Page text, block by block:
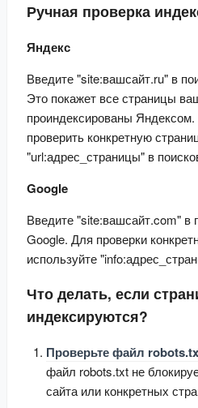
Ручная проверка
Яндекс
Введите "site:вашсайт.ru" в
Это покажет все страницы
проиндексированы
проверить конкретную
"url:адрес_страницы" в
Google
Введите "site:вашсайт.com" в
Google. Для проверки
используйте
Что делать, если
индексируются?
Проверьте файл
файл robots.txt не
сайта или конкретных